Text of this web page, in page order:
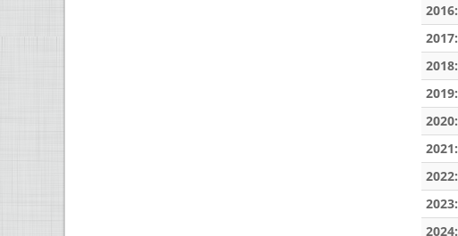
2016:
2017:
2018:
2019:
2020:
2021:
2022:
2023:
2024: